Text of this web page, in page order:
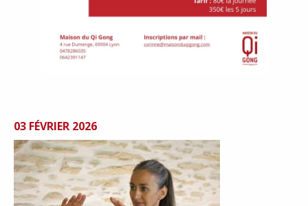
03 FÉVRIER 2026